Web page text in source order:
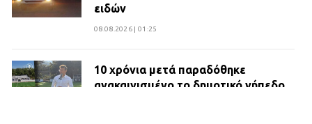
ειδών
08.08.2026 | 01:25
10 χρόνια μετά παραδόθηκε
ανακαινισμένο το δημοτικό γήπεδο